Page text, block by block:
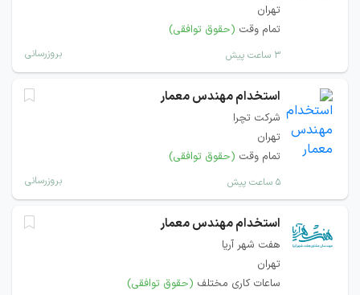
تهران
تمام وقت (حقوق توافقی)
۳ ساعت پیش بروزرسانی
استخدام مهندس معمار
شرکت تچرا
تهران
تمام وقت (حقوق توافقی)
۵ ساعت پیش بروزرسانی
استخدام مهندس معمار
هفت شهر آریا
تهران
ساعات کاری مختلف (حقوق توافقی)